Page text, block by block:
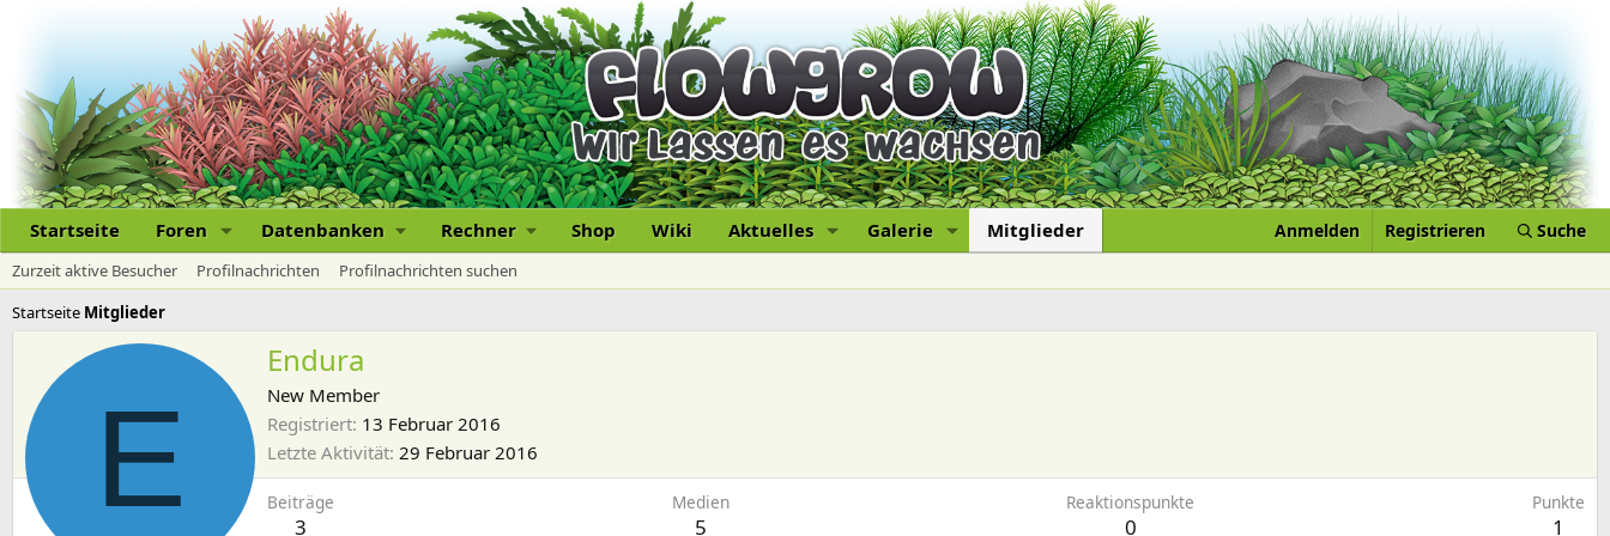
Startseite Foren Datenbanken Rechner Shop Wiki Aktuelles Galerie Mitglieder Anmelden Registrieren Suche
Zurzeit aktive Besucher Profilnachrichten
Profilnachrichten suchen
Startseite Mitglieder
E
Endura
New Member
Registriert 13 Februar 2016
Letzte Aktivität 29 Februar 2016
Beiträge
3
Medien
5
Reaktionspunkte
0
Punkte
1